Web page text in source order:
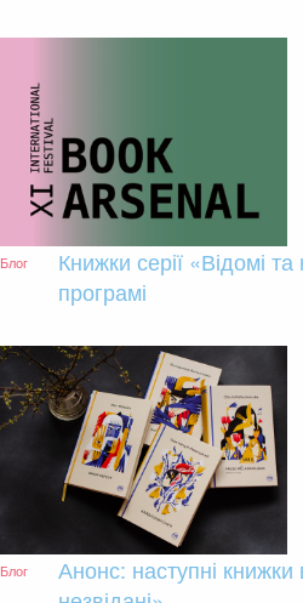
Блог
Книжки серії «Відомі та
програмі
Блог
Анонс: наступні книжки